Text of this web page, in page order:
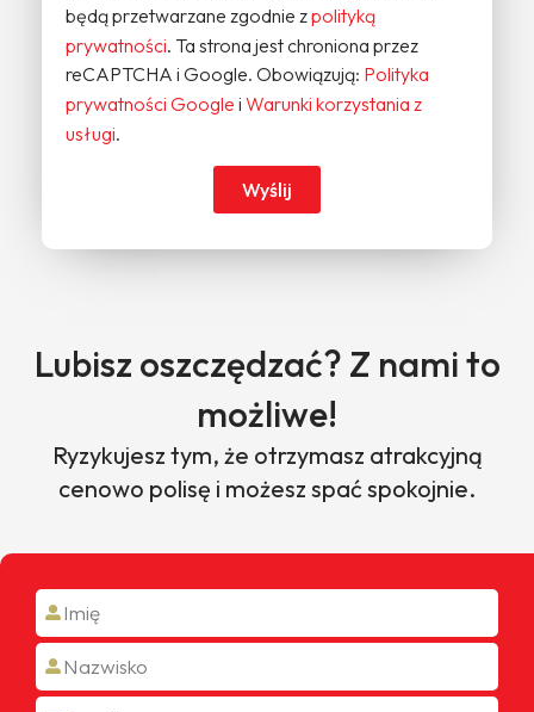
będą przetwarzane zgodnie zpolityką
prywatności. Ta strona jest chroniona przez
reCAPTCHA i Google. Obowiązują: Polityka
prywatności Google i Warunki korzystania z
usługi.
Wyślij
Lubisz oszczędzać? Z nami to
możliwe!
Ryzykujesz tym, że otrzymasz atrakcyjną
cenowo polisę i możesz spać spokojnie.